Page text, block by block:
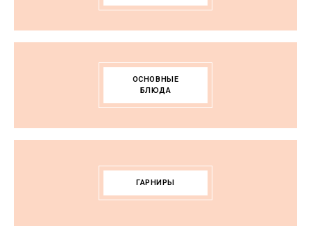
ОСНОВНЫЕ
БЛЮДА
ГАРНИРЫ